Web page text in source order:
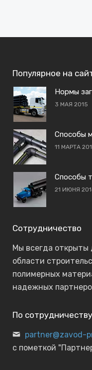
Популярное на
Нормы
3 МАЯ 2015
Способы
11 МАРТА
Способы
21 ИЮНЯ
Сотрудничество
Мы всегда открыты
области
полимерных
надежных
По сотрудничеству
partner@zavod-
с пометкой